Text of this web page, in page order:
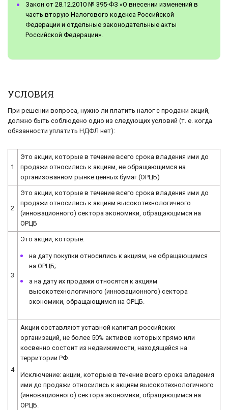
Закон от 28.12.2010 № 395-ФЗ «О внесении изменений в
часть вторую Налогового кодекса Российской
Федерации и отдельные законодательные акты
Российской Федерации».
УСЛОВИЯ
При решении вопроса, нужно ли платить налог с продажи акций,
должно быть соблюдено одно из следующих условий (т. е. когда
обязанности уплатить НДФЛ нет):
1
Это акции, которые в течение всего срока владения ими до
продажи относились к акциям, не обращающимся на
организованном рынке ценных бумаг (ОРЦБ)
2
Это акции, которые в течение всего срока владения ими до
продажи относились к акциям высокотехнологичного
(инновационного) сектора экономики, обращающимся на
ОРЦБ
3
Это акции, которые:
на дату покупки относились к акциям, не обращающимся
на ОРЦБ;
а на дату их продажи относятся к акциям
высокотехнологичного (инновационного) сектора
экономики, обращающимся на ОРЦБ.
4
Акции составляют уставной капитал российских
организаций, не более 50% активов которых прямо или
косвенно состоит из недвижимости, находящейся на
территории РФ.
Исключение: акции, которые в течение всего срока владения
ими до продажи относились к акциям высокотехнологичного
(инновационного) сектора экономики, обращающимся на
ОРЦБ.